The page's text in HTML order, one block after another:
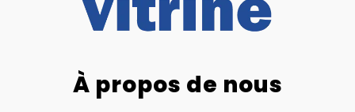
À propos de nous